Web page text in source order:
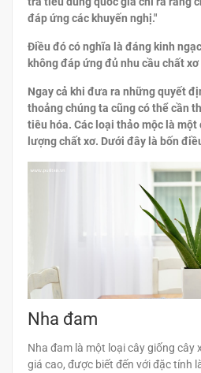
đáp ứng các khuyến nghị."
Điều đó có nghĩa là đáng kinh
không đáp ứng đủ nhu cầu chất xơ
Ngay cả khi đưa ra những quyết
thoảng chúng ta cũng có thể cần
tiêu hóa. Các loại thảo mộc là
lượng chất xơ. Dưới đây là bốn
Nha đam
Nha đam là một loại cây giống cây
giá cao, được biết đến với đặc tính